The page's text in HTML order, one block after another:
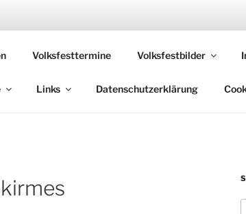
Volksfesttermine Volksfestbilder
Links Datenschutzerklärung